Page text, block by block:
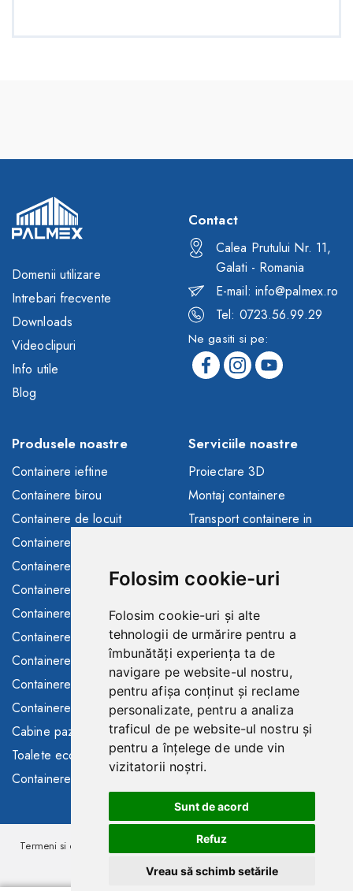
Folosim cookie-uri
Folosim cookie-uri și alte
tehnologii de urmărire pentru a
îmbunătăți experiența ta de
navigare pe website-ul nostru,
pentru afișa conținut și reclame
personalizate, pentru a analiza
traficul de pe website-ul nostru și
pentru a înțelege de unde vin
vizitatorii noștri.
Sunt de acord
Refuz
Vreau să schimb setările
Domenii utilizare
Intrebari frecvente
Downloads
Videoclipuri
Info utile
Blog
Contact
Calea Prutului Nr. 11,
Galati - Romania
E-mail: info@palmex.ro
Tel: 0723.56.99.29
Ne gasiti si pe:
Produsele noastre
Containere ieftine
Containere birou
Containere de locuit
Containere depozitare
Containere sanitare
Containere santier
Containere maritime
Containere modulare
Containere frigorifice
Containere comerciale
Containere SH
Cabine paza
Toalete ecologice
Containere in stoc
Serviciile noastre
Proiectare 3D
Montaj containere
Transport containere in
Consultanta/asistenta
Buyback containere folosite
Containere de inchiriat
Toalete ecologice de
inchiriat
Gard mobil de inchiriat
Termeni si conditii Politica de confidentialitate
PALMEX CM.